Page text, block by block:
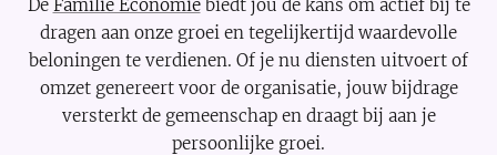
De Familie Economiebiedt jou de kans om actief bij te
dragen aan onze groei en tegelijkertijd waardevolle
beloningen te verdienen. Of je nu diensten uitvoert of
omzet genereert voor de organisatie, jouw bijdrage
versterkt de gemeenschap en draagt bij aan je
persoonlijke groei.